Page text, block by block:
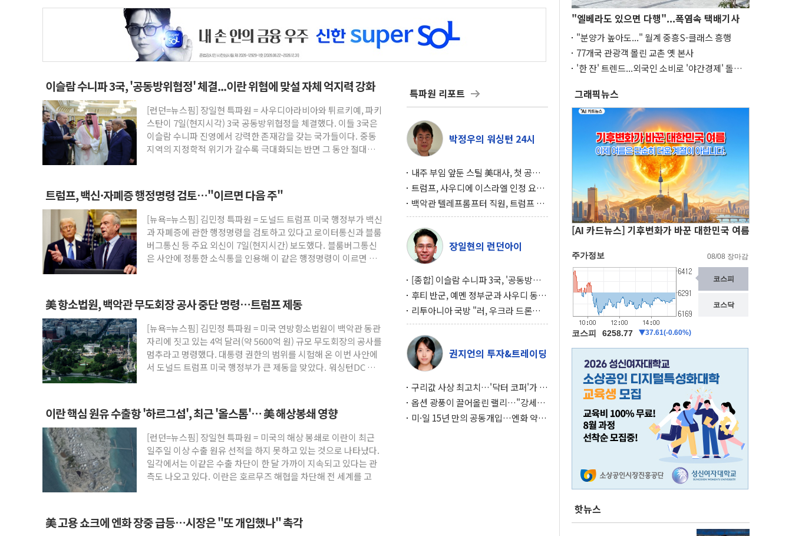
이슬람 수니파 3국, '공동방위협정' 체결...이란 위협에 맞설 자체 억지력 강화
[런던=뉴스핌] 장일현 특파원 = 사우디아라비아와 튀르키예, 파키
스탄이 7일(현지시각) 3국 공동방위협정을 체결했다. 이들 3국은
이슬람 수니파 진영에서 강력한 존재감을 갖는 국가들이다. 중동
지역의 지정학적 위기가 갈수록 극대화되는 반면 그 동안 절대적
트럼프, 백신·자폐증 행정명령 검토…"이르면 다음 주"
[뉴욕=뉴스핌] 김민정 특파원 = 도널드 트럼프 미국 행정부가 백신
과 자폐증에 관한 행정명령을 검토하고 있다고 로이터통신과 블룸
버그통신 등 주요 외신이 7일(현지시간) 보도했다. 블룸버그통신
은 사안에 정통한 소식통을 인용해 이 같은 행정명령이 이르면 다
美 항소법원, 백악관 무도회장 공사 중단 명령…트럼프 제동
[뉴욕=뉴스핌] 김민정 특파원 = 미국 연방항소법원이 백악관 동관
자리에 짓고 있는 4억 달러(약 5600억 원) 규모 무도회장의 공사를
멈추라고 명령했다. 대통령 권한의 범위를 시험해 온 이번 사안에
서 도널드 트럼프 미국 행정부가 큰 제동을 맞았다. 워싱턴DC 연
이란 핵심 원유 수출항 '하르그섬', 최근 '올스톱'… 美 해상봉쇄 영향
[런던=뉴스핌] 장일현 특파원 = 미국의 해상 봉쇄로 이란이 최근
일주일 이상 수출 원유 선적을 하지 못하고 있는 것으로 나타났다.
일각에서는 이같은 수출 차단이 한 달 가까이 지속되고 있다는 관
측도 나오고 있다. 이란은 호르무즈 해협을 차단해 전 세계를 고
美 고용 쇼크에 엔화 장중 급등…시장은 "또 개입했나" 촉각
특파원 리포트
박정우의 워싱턴 24시
내주 부임 앞둔 스틸 美대사, 첫 공개
행사서 "한미동맹 강화 최우선 과제"
트럼프, 사우디에 이스라엘 인정 요
구…원자력 협정 서명 하루 만에 좌초
위기
백악관 텔레프롬프터 직원, 트럼프 연
설 미리 보고 베팅 시장서 10만달러 챙
겨
장일현의 런던아이
[종합] 이슬람 수니파 3국, '공동방위
협정' 체결… 이스라엘·이란 위협에
맞설 자체 억지력 강화
후티 반군, 예멘 정부군과 사우디 동시
공격… 위기 고조되는 또 다른 중동 화
약고
리투아니아 국방 "러, 우크라 드론으
로 나토 회원국 공격 검토… 거짓 깃발
작전"
권지언의 투자&트레이딩
구리값 사상 최고치…'닥터 코퍼'가 말
하는 경기 신호가 달라졌다
옵션 광풍이 끌어올린 랠리…"강세장
이면에 과열 경고등"
미·일 15년 만의 공동개입…엔화 약세
"엘베라도 있으면 다행"...폭염속 택배기사
"분양가 높아도..." 월계 중흥S-클래스 흥행
77개국 관광객 몰린 교촌 옛 본사
'한 잔' 트렌드...외국인 소비로 '야간경제' 돌파
그래픽뉴스
[AI 카드뉴스] 기후변화가 바꾼 대한민국 여름
핫뉴스